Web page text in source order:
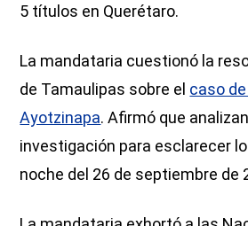
5 títulos en Querétaro.
La mandataria cuestionó la
de Tamaulipas sobre el caso
Ayotzinapa. Afirmó que
investigación para esclarecer
noche del 26 de septiembre de